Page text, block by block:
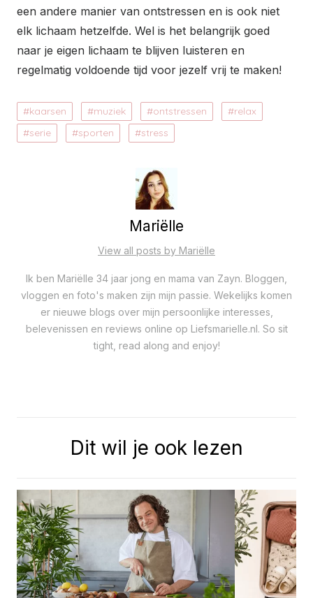
een andere manier van ontstressen en is ook niet
elk lichaam hetzelfde. Wel is het belangrijk goed
naar je eigen lichaam te blijven luisteren en
regelmatig voldoende tijd voor jezelf vrij te maken!
kaarsen muziek ontstressen
relax
serie
sporten stress
Mariëlle
View all posts by Mariëlle
Ik ben Mariëlle 34 jaar jong en mama van Zayn. Bloggen,
vloggen en foto's maken zijn mijn passie. Wekelijks komen
er nieuwe blogs over mijn persoonlijke interesses,
belevenissen en reviews online op Liefsmarielle.nl. So sit
tight, read along and enjoy!
Dit wil je ook lezen